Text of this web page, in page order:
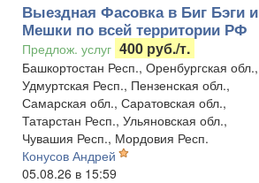
Выездная Фасовка в Биг Бэги и
Мешки по всей территории РФ
Предлож. услуг 400 руб./т.
Башкортостан Респ., Оренбургская обл.,
Удмуртская Респ., Пензенская обл.,
Самарская обл., Саратовская обл.,
Татарстан Респ., Ульяновская обл.,
Чувашия Респ., Мордовия Респ.
Конусов Андрей
05.08.26 в 15:59